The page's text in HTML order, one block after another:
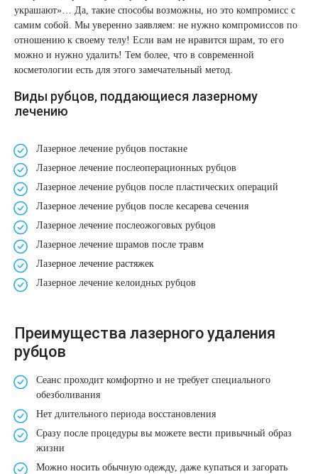
украшают»… Да, такие способы возможны, но это компромисс с
самим собой. Мы уверенно заявляем: не нужно компромиссов по
отношению к своему телу! Если вам не нравится шрам, то его
можно и нужно удалить! Тем более, что в современной
косметологии есть для этого замечательный метод.
Виды рубцов, поддающиеся лазерному
лечению
Лазерное лечение рубцов постакне
Лазерное лечение послеоперационных рубцов
Лазерное лечение рубцов после пластических операций
Лазерное лечение рубцов после кесарева сечения
Лазерное лечение послеожоговых рубцов
Лазерное лечение шрамов после травм
Лазерное лечение растяжек
Лазерное лечение келоидных рубцов
Преимущества лазерного удаления
рубцов
Сеанс проходит комфортно и не требует специального
обезболивания
Нет длительного периода восстановления
Сразу после процедуры вы можете вести привычный образ
жизни
Можно носить обычную одежду, даже купаться и загорать
Лечение прыщей (угревой сыпи)
Лечение гиперпигментации
Удаление веснушек
Удаление сосудистых звездочек
Удаление винного пятна
Лечение псориаза
Лазерный пилинг
Лазерное удаление рубцов
Удаление новообразований
Лазерное лечение постакне
Омоложение QOOLGLOW
QOOL- омоложение
Therapy Pulse
Фотодинамическая терапия HELEO™
Удалить носогубные складки
Удалить перманентный макияж
Удалить рубцы
Поднять брови
Молодую и увлажнённую кожу вокруг глаз
Вылечить расширенные поры
Избавиться от комедонов на лице
Избавиться от пигментных пятен на лице
Восстановление здоровья волос
Сделать педикюр
Купить сертификат
Купить абонемент